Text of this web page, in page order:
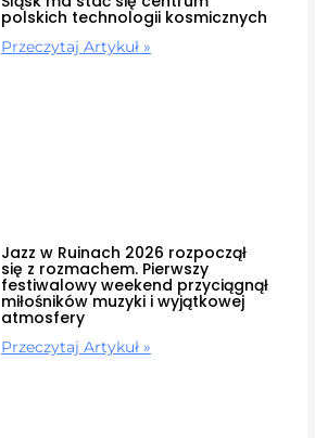
polskich technologii kosmicznych
Przeczytaj Artykuł »
Jazz w Ruinach 2026 rozpoczął
się z rozmachem. Pierwszy
festiwalowy weekend przyciągnął
miłośników muzyki i wyjątkowej
atmosfery
Przeczytaj Artykuł »